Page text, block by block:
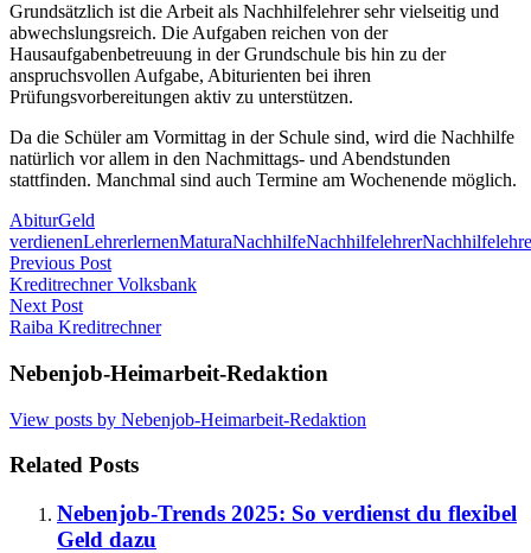
Grundsätzlich ist die Arbeit als Nachhilfelehrer sehr vielseitig und
abwechslungsreich. Die Aufgaben reichen von der
Hausaufgabenbetreuung in der Grundschule bis hin zu der
anspruchsvollen Aufgabe, Abiturienten bei ihren
Prüfungsvorbereitungen aktiv zu unterstützen.
Da die Schüler am Vormittag in der Schule sind, wird die Nachhilfe
natürlich vor allem in den Nachmittags- und Abendstunden
stattfinden. Manchmal sind auch Termine am Wochenende möglich.
AbiturGeld
verdienenLehrerlernenMaturaNachhilfeNachhilfelehrer
Post
navigation
Previous Post
Kreditrechner Volksbank
Next Post
Raiba Kreditrechner
Nebenjob-Heimarbeit-Redaktion
View posts by Nebenjob-Heimarbeit-Redaktion
Related Posts
Nebenjob-Trends 2025: So verdienst du flexibel
Geld dazu